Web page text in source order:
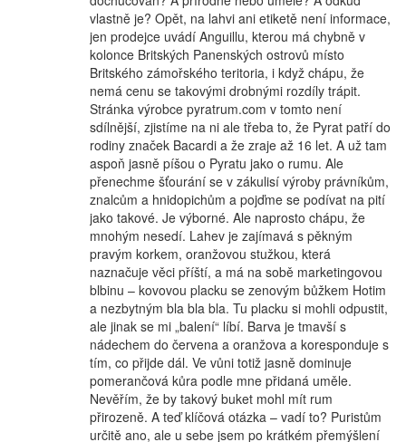
vlastně je? Opět, na lahvi ani etiketě není informace,
jen prodejce uvádí Anguillu, kterou má chybně v
kolonce Britských Panenských ostrovů místo
Britského zámořského teritoria, i když chápu, že
nemá cenu se takovými drobnými rozdíly trápit.
Stránka výrobce pyratrum.com v tomto není
sdílnější, zjistíme na ni ale třeba to, že Pyrat patří do
rodiny značek Bacardi a že zraje až 16 let. A už tam
aspoň jasně píšou o Pyratu jako o rumu. Ale
přenechme šťourání se v zákulisí výroby právníkům,
znalcům a hnidopichům a pojďme se podívat na pití
jako takové. Je výborné. Ale naprosto chápu, že
mnohým nesedí. Lahev je zajímavá s pěkným
pravým korkem, oranžovou stužkou, která
naznačuje věci příští, a má na sobě marketingovou
blbinu – kovovou placku se zenovým bůžkem Hotim
a nezbytným bla bla bla. Tu placku si mohli odpustit,
ale jinak se mi „balení“ líbí. Barva je tmavší s
nádechem do červena a oranžova a koresponduje s
tím, co přijde dál. Ve vůni totiž jasně dominuje
pomerančová kůra podle mne přidaná uměle.
Nevěřím, že by takový buket mohl mít rum
přirozeně. A teď klíčová otázka – vadí to? Puristům
určitě ano, ale u sebe jsem po krátkém přemýšlení